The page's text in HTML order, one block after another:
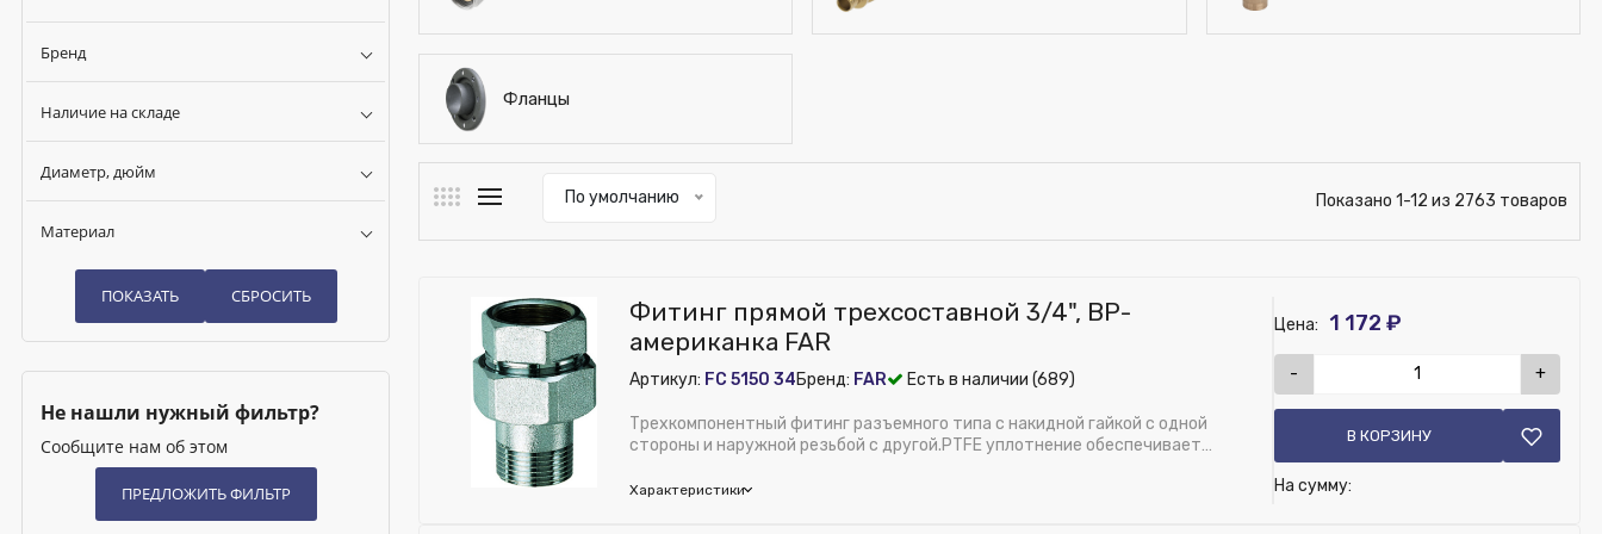
Бренд
Наличие на складе
Диаметр, дюйм
Материал
Не нашли нужный фильтр?
Сообщите нам об этом
Фланцы
По умолчанию Показано 1-12 из 2763 товаров
Фитинг прямой трехсоставной 3/4", ВР-
американка FAR
Артикул: FC 5150 34Бренд: FAR Есть в наличии (689)
Трехкомпонентный фитинг разъемного типа с накидной гайкой с одной
стороны и наружной резьбой с другой.PTFE уплотнение обеспечивает
Характеристики
Цена: 1 172 ₽
- +
В КОРЗИНУ
На сумму: